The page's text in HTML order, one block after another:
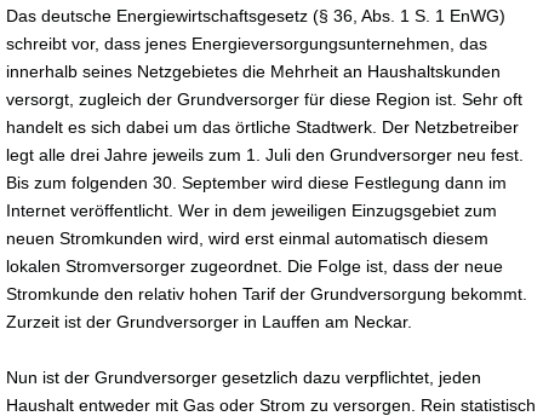
Das deutsche Energiewirtschaftsgesetz (§ 36, Abs. 1 S. 1 EnWG)
schreibt vor, dass jenes Energieversorgungsunternehmen, das
innerhalb seines Netzgebietes die Mehrheit an Haushaltskunden
versorgt, zugleich der Grundversorger für diese Region ist. Sehr oft
handelt es sich dabei um das örtliche Stadtwerk. Der Netzbetreiber
legt alle drei Jahre jeweils zum 1. Juli den Grundversorger neu fest.
Bis zum folgenden 30. September wird diese Festlegung dann im
Internet veröffentlicht. Wer in dem jeweiligen Einzugsgebiet zum
neuen Stromkunden wird, wird erst einmal automatisch diesem
lokalen Stromversorger zugeordnet. Die Folge ist, dass der neue
Stromkunde den relativ hohen Tarif der Grundversorgung bekommt.
Zurzeit ist der Grundversorger in Lauffen am Neckar.
Nun ist der Grundversorger gesetzlich dazu verpflichtet, jeden
Haushalt entweder mit Gas oder Strom zu versorgen. Rein statistisch